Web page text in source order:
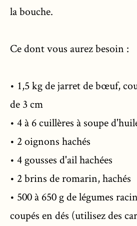
la bouche.
Ce dont vous aurez besoin :
• 1,5 kg de jarret de bœuf,
de 3 cm
• 4 à 6 cuillères à soupe
• 2 oignons hachés
• 4 gousses d'ail hachées
• 2 brins de romarin, hachés
• 500 à 650 g de légumes
coupés en dés (utilisez des